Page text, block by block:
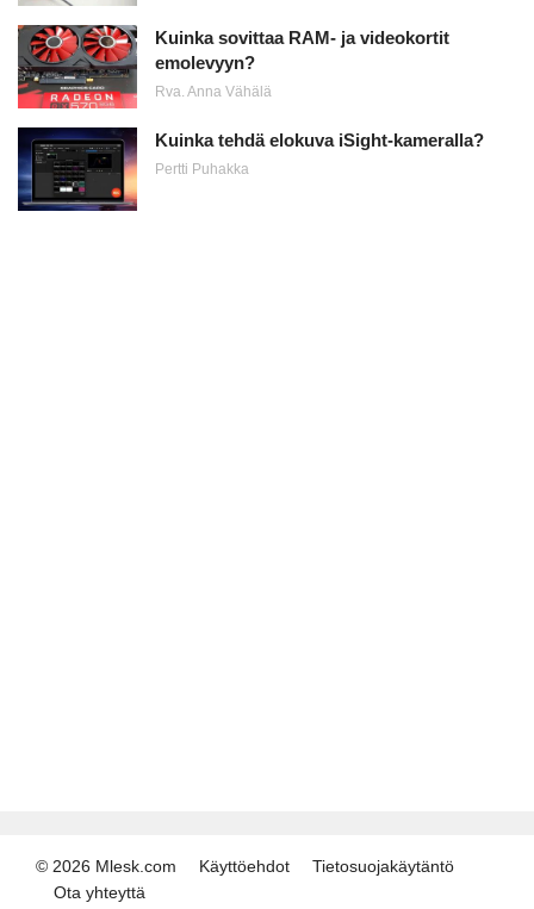
Kuinka sovittaa RAM- ja videokortit
emolevyyn?
Rva. Anna Vähälä
Kuinka tehdä elokuva iSight-kameralla?
Pertti Puhakka
© 2026 Mlesk.com Käyttöehdot
Tietosuojakäytäntö
Ota yhteyttä